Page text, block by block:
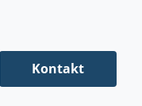
Kontakt